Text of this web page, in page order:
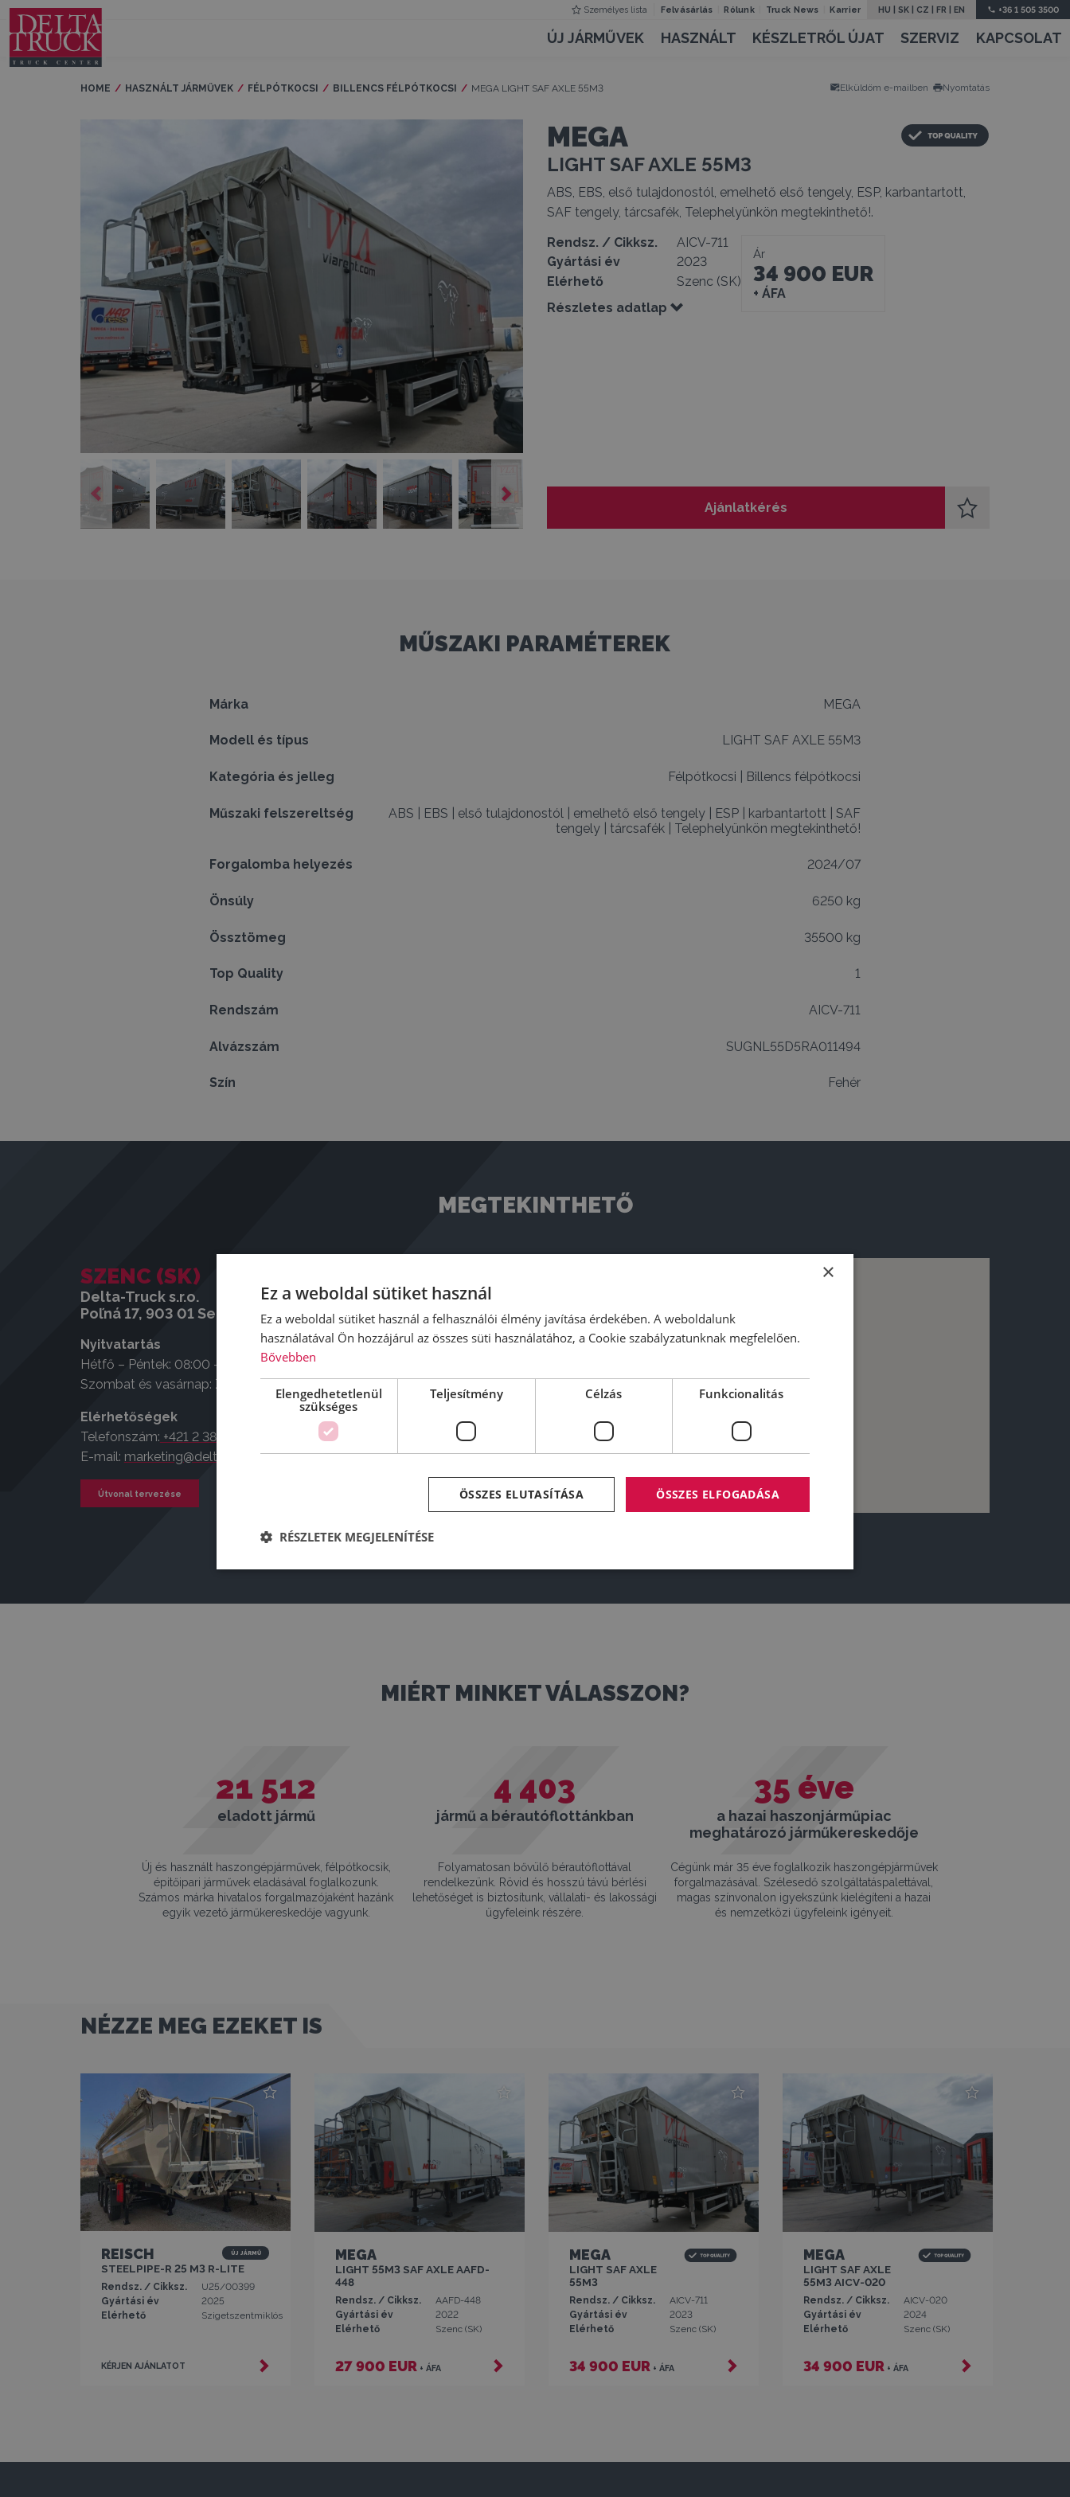
Személyes lista Felvásárlás Rólunk Truck News Karrier HU |SK CZ |FR |EN +36 1 505 3500
ÚJ JÁRMŰVEK HASZNÁLT KÉSZLETRŐL ÚJAT SZERVIZ KAPCSOLAT
HOME HASZNÁLT JÁRMŰVEK FÉLPÓTKOCSI BILLENCS FÉLPÓTKOCSI Current:
MEGA LIGHT SAF AXLE 55M3 Elküldöm e-mailben Nyomtatás
MEGA
LIGHT SAF AXLE 55M3
ABS, EBS, első tulajdonostól, emelhető első tengely, ESP, karbantartott,
SAF tengely, tárcsafék, Telephelyünkön megtekinthető!.
Rendsz. / Cikksz.
AICV-711
Gyártási év
2023
Elérhető
Szenc (SK)
Részletes adatlap
Ár
34 900 EUR
+ ÁFA
Ajánlatkérés
MŰSZAKI PARAMÉTEREK
Márka MEGA
Modell és típus LIGHT SAF AXLE 55M3
Kategória és jelleg Félpótkocsi Billencs félpótkocsi
Műszaki felszereltség ABS EBS első tulajdonostól emelhető első tengely| ESP| karbantartott
SAF
tengely| tárcsafék| Telephelyünkön megtekinthető!
Forgalomba helyezés 2024/07
Önsúly 6250 kg
Össztömeg 35500 kg
Top Quality 1
Rendszám AICV-711
Alvázszám SUGNL55D5RA011494
Szín Fehér
MEGTEKINTHETŐ
SZENC (SK)
Delta-Truck s.r.o.
Poľná 17, 903 01 Senec, Szlovákia
Nyitvatartás
Hétfő – Péntek: 08:00 – 17:00
Szombat és vasárnap: Zárva
Elérhetőségek
Telefonszám: +421 2 381 1 3673
E-mail: marketing@deltatruck.sk
Útvonal tervezése
MIÉRT MINKET VÁLASSZON?
21 512
eladott jármű
Új és használt haszongépjárművek, félpótkocsik,
épitőipari járművek eladásával foglalkozunk.
Számos márka hivatalos forgalmazójaként hazánk
egyik vezető járműkereskedője vagyunk.
4 403
jármű a bérautóflottánkban
Folyamatosan bővülő bérautóflottával
rendelkezünk. Rövid és hosszú távú bérlési
lehetőséget is biztosítunk, vállalati- és lakossági
ügyfeleink részére.
35 éve
a hazai haszonjárműpiac
meghatározó járműkereskedője
Cégünk már 35 éve foglalkozik haszongépjárművek
forgalmazásával. Szélesedő szolgáltatáspalettával,
magas színvonalon igyekszünk kielégíteni a hazai
és nemzetközi ügyfeleink igényeit.
NÉZZE MEG EZEKET IS
új jármű
REISCH
STEELPIPE-R 25 M3 R-LITE
Rendsz. / Cikksz.
U25/00399
Gyártási év
2025
Elérhető
Szigetszentmiklós
KÉRJEN AJÁNLATOT
MEGA
LIGHT 55M3 SAF AXLE AAFD-
448
Rendsz. / Cikksz.
AAFD-448
Gyártási év
2022
Elérhető
Szenc (SK)
27 900 EUR + ÁFA
MEGA
LIGHT SAF AXLE
55M3
Rendsz. / Cikksz.
AICV-711
Gyártási év
2023
Elérhető
Szenc (SK)
34 900 EUR + ÁFA
MEGA
LIGHT SAF AXLE
55M3 AICV-020
Rendsz. / Cikksz.
AICV-020
Gyártási év
2024
Elérhető
Szenc (SK)
34 900 EUR + ÁFA
×
Ez a weboldal sütiket használ
Ez a weboldal sütiket használ a felhasználói élmény javítása érdekében. A weboldalunk
használatával Ön hozzájárul az összes süti használatához, a Cookie szabályzatunknak megfelelően.
Bővebben
Elengedhetetlenül
szükséges
Teljesítmény Célzás Funkcionalitás
ÖSSZES ELFOGADÁSA
ÖSSZES ELUTASÍTÁSA
RÉSZLETEK MEGJELENÍTÉSE